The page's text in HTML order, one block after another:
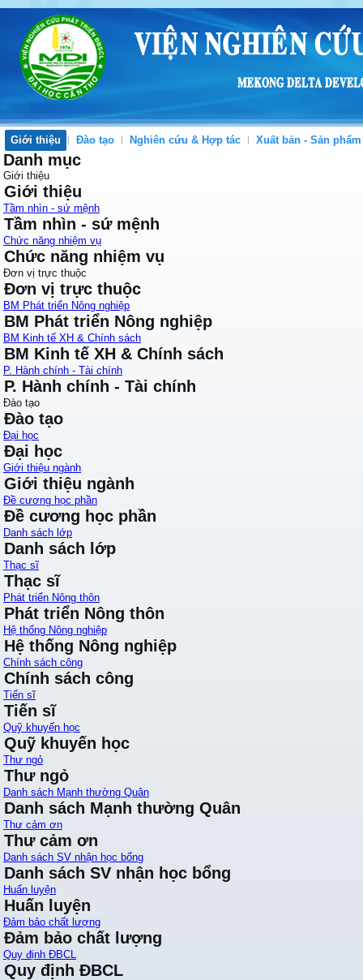
Giới thiệu Đào tạo Nghiên cứu & Hợp tác Xuất bản - Sản phẩm
Danh mục
Giới thiệu
Giới thiệu
Tầm nhìn - sứ mệnh
Tầm nhìn - sứ mệnh
Chức năng nhiệm vụ
Chức năng nhiệm vụ
Đơn vị trực thuộc
Đơn vị trực thuộc
BM Phát triển Nông nghiệp
BM Phát triển Nông nghiệp
BM Kinh tế XH & Chính sách
BM Kinh tế XH & Chính sách
P. Hành chính - Tài chính
P. Hành chính - Tài chính
Đào tạo
Đào tạo
Đại học
Đại học
Giới thiệu ngành
Giới thiệu ngành
Đề cương học phần
Đề cương học phần
Danh sách lớp
Danh sách lớp
Thạc sĩ
Thạc sĩ
Phát triển Nông thôn
Phát triển Nông thôn
Hệ thống Nông nghiệp
Hệ thống Nông nghiệp
Chính sách công
Chính sách công
Tiến sĩ
Tiến sĩ
Quỹ khuyến học
Quỹ khuyến học
Thư ngỏ
Thư ngỏ
Danh sách Mạnh thường Quân
Danh sách Mạnh thường Quân
Thư cảm ơn
Thư cảm ơn
Danh sách SV nhận học bổng
Danh sách SV nhận học bổng
Huấn luyện
Huấn luyện
Đảm bảo chất lượng
Đảm bảo chất lượng
Quy định ĐBCL
Quy định ĐBCL